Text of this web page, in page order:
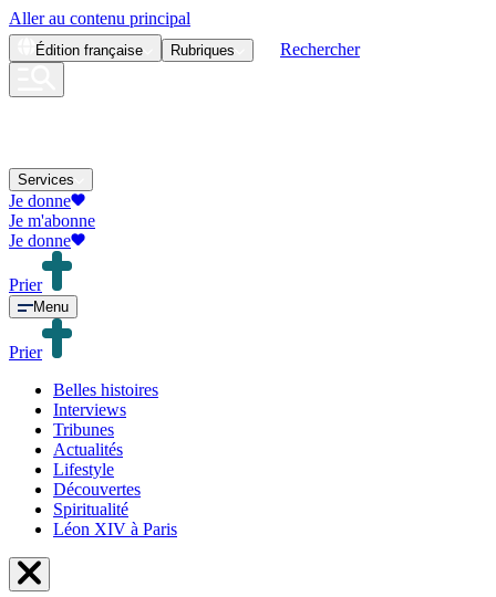
Aller au contenu principal
Édition française Rubriques Rechercher
Services
Je donne
Je m'abonne
Je donne
Prier
Menu
Prier
Belles histoires
Interviews
Tribunes
Actualités
Lifestyle
Découvertes
Spiritualité
Léon XIV à Paris